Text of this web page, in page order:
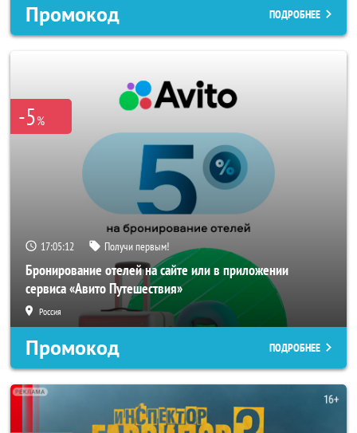
Промокод ПОДРОБНЕЕ
-5%
17:05:10 Получи первым!
Бронирование отелей на сайте или в приложении
сервиса «Авито Путешествия»
Россия
Промокод ПОДРОБНЕЕ